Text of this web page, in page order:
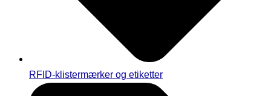
RFID-klistermærker og etiketter